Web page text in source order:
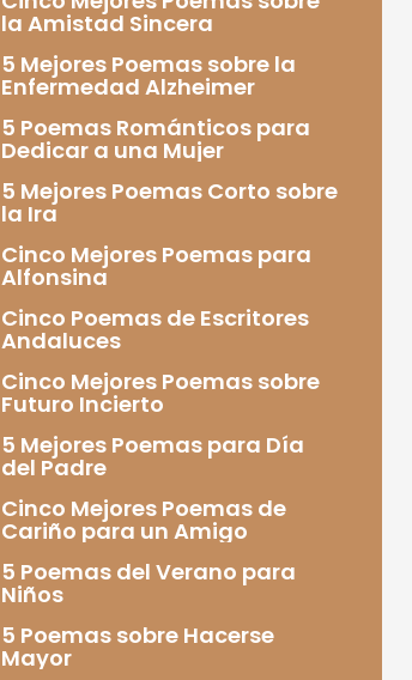
la Amistad Sincera
5 Mejores Poemas sobre la
Enfermedad Alzheimer
5 Poemas Románticos para
Dedicar a una Mujer
5 Mejores Poemas Corto sobre
la Ira
Cinco Mejores Poemas para
Alfonsina
Cinco Poemas de Escritores
Andaluces
Cinco Mejores Poemas sobre
Futuro Incierto
5 Mejores Poemas para Día
del Padre
Cinco Mejores Poemas de
Cariño para un Amigo
5 Poemas del Verano para
Niños
5 Poemas sobre Hacerse
Mayor